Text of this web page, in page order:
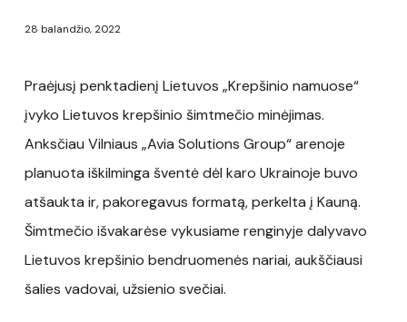
28 balandžio, 2022
Praėjusį penktadienį Lietuvos „Krepšinio namuose“
įvyko Lietuvos krepšinio šimtmečio minėjimas.
Anksčiau Vilniaus „Avia Solutions Group“ arenoje
planuota iškilminga šventė dėl karo Ukrainoje buvo
atšaukta ir, pakoregavus formatą, perkelta į Kauną.
Šimtmečio išvakarėse vykusiame renginyje dalyvavo
Lietuvos krepšinio bendruomenės nariai, aukščiausi
šalies vadovai, užsienio svečiai.